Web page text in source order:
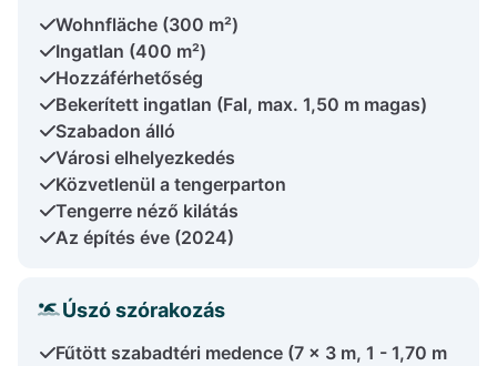
Wohnfläche (300 m²)
Ingatlan (400 m²)
Hozzáférhetőség
Bekerített ingatlan (Fal, max. 1,50 m magas)
Szabadon álló
Városi elhelyezkedés
Közvetlenül a tengerparton
Tengerre néző kilátás
Az építés éve (2024)
Úszó szórakozás
Fűtött szabadtéri medence (7 x 3 m, 1 - 1,70 m